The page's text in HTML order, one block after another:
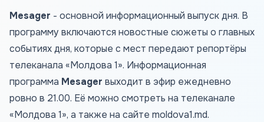
Mesager - основной информационный выпуск дня. В
программу включаются новостные сюжеты о главных
событиях дня, которые с мест передают репортёры
телеканала «Молдова 1». Информационная
программа Mesager выходит в эфир ежедневно
ровно в 21.00. Её можно смотреть на телеканале
«Молдова 1», а также на сайте moldova1.md.